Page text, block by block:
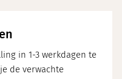
in 1-3 werkdagen te
de verwachte